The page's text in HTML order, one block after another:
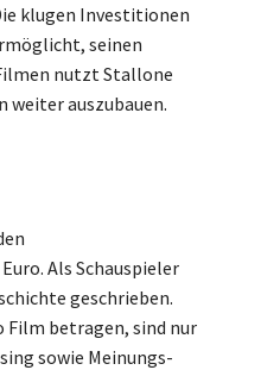
klugen Investitionen
seinen
nutzt Stallone
weiter auszubauen.
Als Schauspieler
geschrieben.
betragen, sind nur
sowie Meinungs-